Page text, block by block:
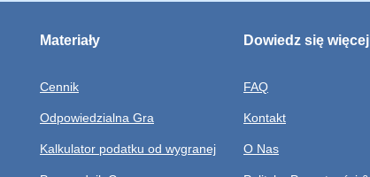
Materiały
Cennik
Odpowiedzialna Gra
Kalkulator podatku od wygranej
Dowiedz się więcej
FAQ
Kontakt
O Nas